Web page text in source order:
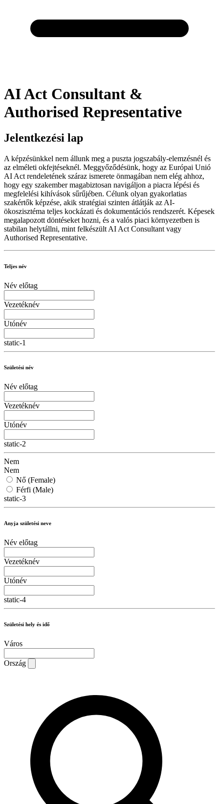
AI Act Consultant &
Authorised Representative
Jelentkezési lap
A képzésünkkel nem állunk meg a puszta jogszabály-elemzésnél és
az elméleti okfejtéseknél. Meggyőződésünk, hogy az Európai Unió
AI Act rendeletének száraz ismerete önmagában nem elég ahhoz,
hogy egy szakember magabiztosan navigáljon a piacra lépési és
megfelelési kihívások sűrűjében. Célunk olyan gyakorlatias
szakértők képzése, akik stratégiai szinten átlátják az AI-
ökoszisztéma teljes kockázati és dokumentációs rendszerét. Képesek
megalapozott döntéseket hozni, és a valós piaci környezetben is
stabilan helytállni, mint felkészült AI Act Consultant vagy
Authorised Representative.
Teljes név
Név előtag
Vezetéknév
Utónév
static-1
Születési név
Név előtag
Vezetéknév
Utónév
static-2
Nem
Nem
Nő (Female)
Férfi (Male)
static-3
Anyja születési neve
Név előtag
Vezetéknév
Utónév
static-4
Születési hely és idő
Város
Ország